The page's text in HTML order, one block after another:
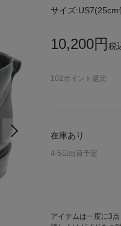
サイズ:US7(25cm
10,200円 税
102ポイント還元
在庫あり
4-5日出荷予定
アイテムは一度に3